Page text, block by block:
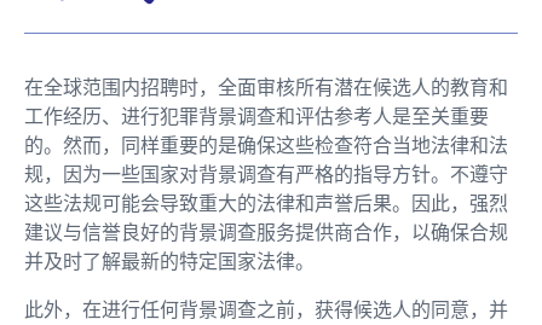
在全球范围内招聘时，全面审核所有潜在候选人的教育和
工作经历、进行犯罪背景调查和评估参考人是至关重要
的。然而，同样重要的是确保这些检查符合当地法律和法
规，因为一些国家对背景调查有严格的指导方针。不遵守
这些法规可能会导致重大的法律和声誉后果。因此，强烈
建议与信誉良好的背景调查服务提供商合作，以确保合规
并及时了解最新的特定国家法律。
此外，在进行任何背景调查之前，获得候选人的同意，并